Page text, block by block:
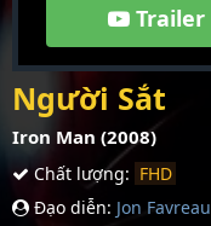
Trailer
Người Sắt
Iron Man (2008)
Chất lượng: FHD
Đạo diễn: Jon Favreau